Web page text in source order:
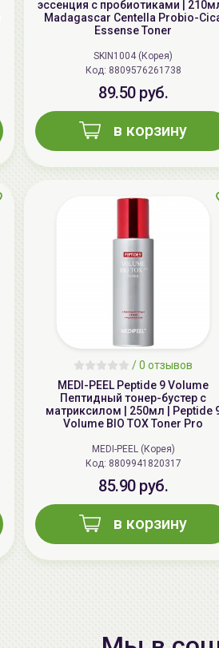
эссенция с пробиотиками | 210мл
Madagascar Centella Probio-
Essense Toner
SKIN1004 (Корея)
Код: 8809576261738
89.50 руб.
в корзину
/0 отзывов
MEDI-PEEL Peptide 9 Volume
Пептидный тонер-бустер с
матриксилом | 250мл | Peptide
Volume BIO TOX Toner Pro
MEDI-PEEL (Корея)
Код: 8809941820317
85.90 руб.
в корзину